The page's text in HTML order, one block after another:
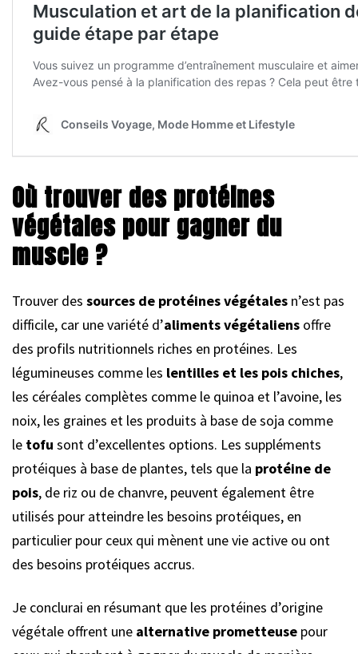
Où trouver des protéines
végétales pour gagner du
muscle ?
Trouver des sources de protéines végétales n’est pas
difficile, car une variété d’aliments végétaliens offre
des profils nutritionnels riches en protéines. Les
légumineuses comme les lentilles et les pois chiches,
les céréales complètes comme le quinoa et l’avoine, les
noix, les graines et les produits à base de soja comme
le tofu sont d’excellentes options. Les suppléments
protéiques à base de plantes, tels que la protéine de
pois, de riz ou de chanvre, peuvent également être
utilisés pour atteindre les besoins protéiques, en
particulier pour ceux qui mènent une vie active ou ont
des besoins protéiques accrus.
Je conclurai en résumant que les protéines d’origine
végétale offrent une alternative prometteuse pour